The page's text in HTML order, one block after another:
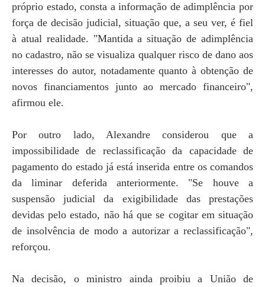
próprio estado, consta a informação de adimplência por
força de decisão judicial, situação que, a seu ver, é fiel
à atual realidade. "Mantida a situação de adimplência
no cadastro, não se visualiza qualquer risco de dano aos
interesses do autor, notadamente quanto à obtenção de
novos financiamentos junto ao mercado financeiro",
afirmou ele.
Por outro lado, Alexandre considerou que a
impossibilidade de reclassificação da capacidade de
pagamento do estado já está inserida entre os comandos
da liminar deferida anteriormente. "Se houve a
suspensão judicial da exigibilidade das prestações
devidas pelo estado, não há que se cogitar em situação
de insolvência de modo a autorizar a reclassificação",
reforçou.
Na decisão, o ministro ainda proibiu a União de